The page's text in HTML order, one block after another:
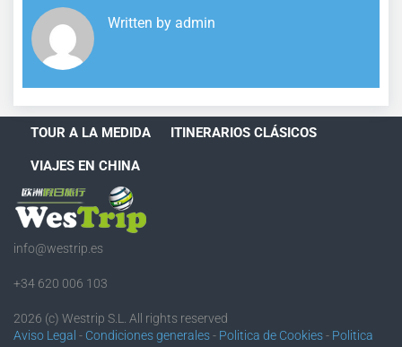
Written by admin
TOUR A LA MEDIDA ITINERARIOS CLÁSICOS
VIAJES EN CHINA
info@westrip.es
+34 620 006 103
2026 (c) Westrip S.L. All rights reserved
Aviso Legal - Condiciones generales- Politica de Cookies- Politica